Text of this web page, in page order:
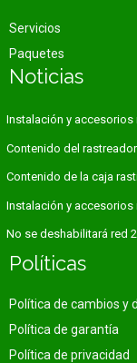
Servicios
Paquetes
Noticias
Instalación y accesorios
Contenido del rastreador
Contenido de la caja
Instalación y accesorios
No se deshabilitará red
Políticas
Política de cambios y
Política de garantía
Política de privacidad